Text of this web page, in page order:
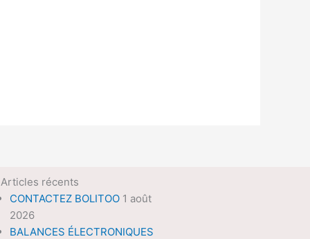
récents
CONTACTEZ BOLITOO 1 août
2026
BALANCES ÉLECTRONIQUES